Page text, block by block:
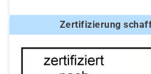
Zertifizierung